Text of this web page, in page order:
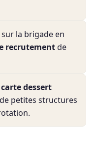
la brigade en
recrutementde
carte dessert
petites structures